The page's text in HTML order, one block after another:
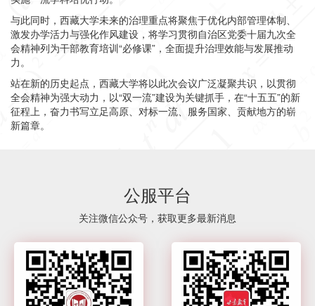
与此同时，西藏大学未来的治理重点将聚焦于优化内部管理体制、
激发办学活力与强化作风建设，将学习贯彻自治区党委十届九次全
会精神列为干部教育培训“必修课”，全面提升治理效能与发展推动
力。
站在新的历史起点，西藏大学将以此次会议广泛凝聚共识，以贯彻
全会精神为强大动力，以“双一流”建设为关键抓手，在“十五五”的新
征程上，奋力书写立足高原、对标一流、服务国家、贡献地方的崭
新篇章。
公服平台
关注微信公众号，获取更多最新消息